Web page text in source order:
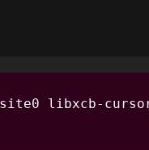
libxcb-